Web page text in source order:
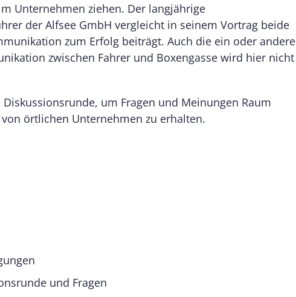
Unternehmen ziehen. Der langjährige
der Alfsee GmbH vergleicht in seinem Vortrag beide
zum Erfolg beiträgt. Auch die ein oder andere
zwischen Fahrer und Boxengasse wird hier nicht
um Fragen und Meinungen Raum
örtlichen Unternehmen zu erhalten.
und Fragen